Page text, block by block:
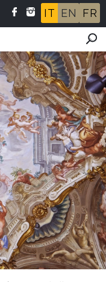
IT EN FR